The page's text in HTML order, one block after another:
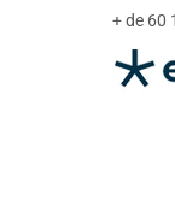
+ de 60